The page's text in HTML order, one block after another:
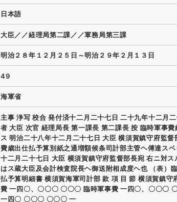
日本語
大臣／／経理局第二課／／軍務局第三課
明治２８年１２月２５日～明治２９年２月１３日
49
海軍省
主事 浄写 校合 発付済十二月二十七日 二十九年十二月
者 大臣 次官 経理局長 第一課長 第二課長 按 臨時軍事
ス 明治二十八年十二月二十七日 大臣 横須賀鎮守府監督
費歳出仕払予算別紙之通増額候条司計部主管ヘ傅達ス
十二月二十七日 大臣 横須賀鎮守府監督部長宛 右ニ対ス
はス蔵大臣及会計検査院長ヘ御送附相成度ヘ也 （表）
払予算明細書 横須賀海軍司計部 款 項 目 節 横須賀鎮守
費 一四〇、〇〇〇 〇〇〇 臨時軍事費 一四〇、〇〇〇
一四〇 〇〇〇 〇〇〇 一